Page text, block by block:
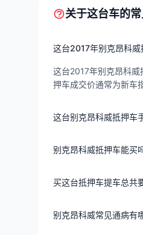
关于这台车的
这台2017年别克昂科威
这台2017年别克昂科
押车成交价通常为新车
这台别克昂科威抵押车
别克昂科威抵押车能买
买这台抵押车提车总共
别克昂科威常见通病有